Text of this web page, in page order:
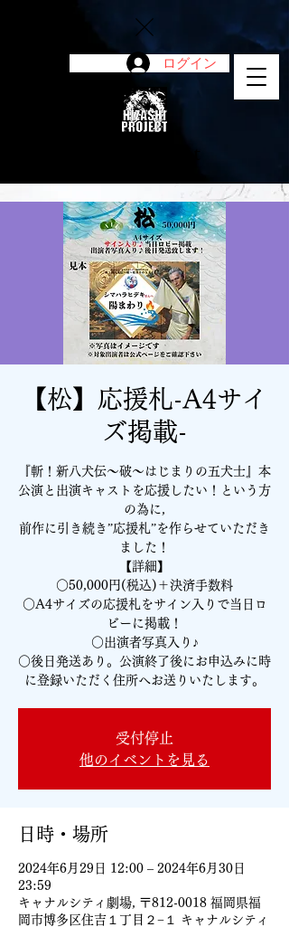
ログイン
陽project
【松】応援札-A4サイ
ズ掲載-
『斬！新八犬伝～破～はじまりの五犬士』本
公演と出演キャストを応援したい！という方
の為に,
前作に引き続き”応援札”を作らせていただき
ました！
【詳細】
○50,000円(税込)＋決済手数料
○A4サイズの応援札をサイン入りで当日ロ
ビーに掲載！
○出演者写真入り♪
○後日発送あり。公演終了後にお申込みに時
受付停止
他のイベントを見る
日時・場所
2024年6月29日 12:00 – 2024年6月30日
23:59
キャナルシティ劇場, 〒812-0018 福岡県福
岡市博多区住吉１丁目２−１ キャナルシティ